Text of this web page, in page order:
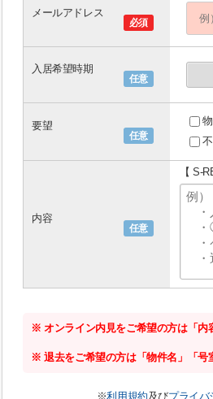
必須
メールアドレス
任意
入居希望時期
任意
要望
任意
内容
【 S-
※ オンライン内見をご希望の方は「内
※ 退去をご希望の方は「物件名」「号
※利用規約及びプライバ